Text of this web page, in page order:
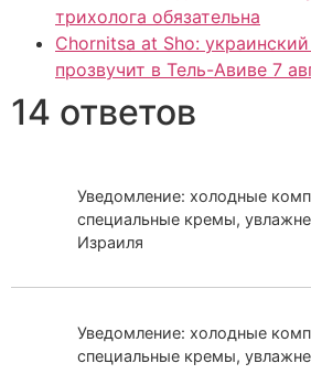
трихолога обязательна
Chornitsa at Sho:
прозвучит в Тель-Авиве 7
14 ответов
Уведомление: холодные
специальные кремы,
Израиля
Уведомление: холодные
специальные кремы,